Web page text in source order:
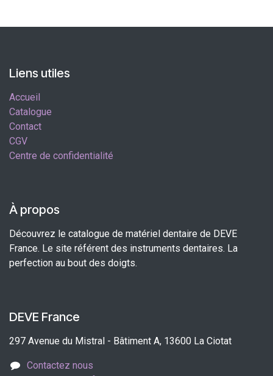
Liens utiles
Accueil
Catalogue
Contact
CGV
Centre de confidentialité
À propos
Découvrez le catalogue de matériel dentaire de DEVE
France. Le site référent des instruments dentaires. La
perfection au bout des doigts.
DEVE France
297 Avenue du Mistral - Bâtiment A, 13600 La Ciotat
Contactez nous